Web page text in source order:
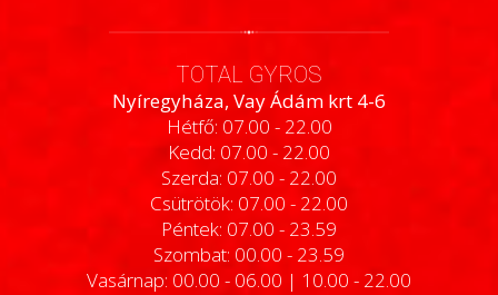
TOTAL GYROS
Nyíregyháza, Vay Ádám krt 4-6
Hétfő: 07.00 - 22.00
Kedd: 07.00 - 22.00
Szerda: 07.00 - 22.00
Csütrötök: 07.00 - 22.00
Péntek: 07.00 - 23.59
Szombat: 00.00 - 23.59
Vasárnap: 00.00 - 06.00 | 10.00 - 22.00